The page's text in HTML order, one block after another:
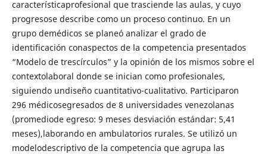
característicaprofesional que trasciende las aulas, y cuyo
progresose describe como un proceso continuo. En un
grupo demédicos se planeó analizar el grado de
identificación conaspectos de la competencia presentados
“Modelo de trescírculos” y la opinión de los mismos sobre el
contextolaboral donde se inician como profesionales,
siguiendo undiseño cuantitativo-cualitativo. Participaron
296 médicosegresados de 8 universidades venezolanas
(promediode egreso: 9 meses desviación estándar: 5,41
meses),laborando en ambulatorios rurales. Se utilizó un
modelodescriptivo de la competencia que agrupa las